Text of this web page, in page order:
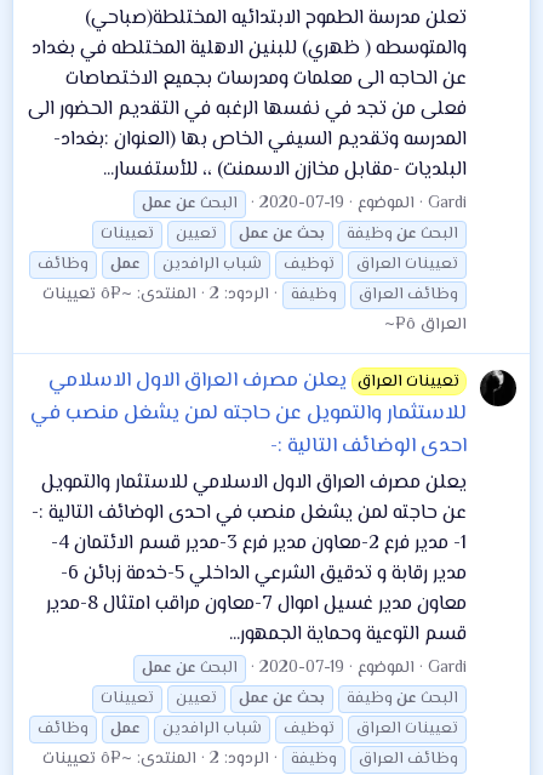
تعلن مدرسة الطموح الابتدائيه المختلطة(صباحي)
والمتوسطه ( ظهري) للبنين الاهلية المختلطه في بغداد
عن الحاجه الى معلمات ومدرسات بجميع الاختصاصات
فعلى من تجد في نفسها الرغبه في التقديم الحضور الى
المدرسه وتقديم السيفي الخاص بها (العنوان :بغداد-
البلديات -مقابل مخازن الاسمنت) ،، للأستفسار...
Gardi الموضوع 2020-07-19 البحث عن عمل
البحث عن وظيفة بحث عن عمل تعيين
تعيينات
تعيينات العراق
توظيف شباب الرافدين عمل
وظائف
وظائف العراق
وظيفة الردود: 2 المنتدى:
~¤ô تعيينات
العراق ô¤~
تعيينات العراق يعلن مصرف العراق الاول الاسلامي
للاستثمار والتمويل عن حاجته لمن يشغل منصب في
احدى الوضائف التالية :-
يعلن مصرف العراق الاول الاسلامي للاستثمار والتمويل
عن حاجته لمن يشغل منصب في احدى الوضائف التالية :-
1- مدير فرع 2-معاون مدير فرع 3-مدير قسم الائتمان 4-
مدير رقابة و تدقيق الشرعي الداخلي 5-خدمة زبائن 6-
معاون مدير غسيل اموال 7-معاون مراقب امتثال 8-مدير
قسم التوعية وحماية الجمهور...
Gardi الموضوع 2020-07-19 البحث عن عمل
البحث عن وظيفة بحث عن عمل تعيين
تعيينات
تعيينات العراق
توظيف شباب الرافدين عمل
وظائف
وظائف العراق
وظيفة الردود: 2 المنتدى:
~¤ô تعيينات